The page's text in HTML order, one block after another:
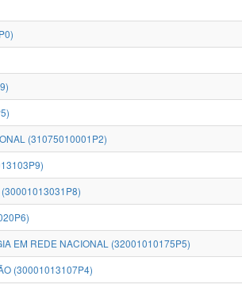
(31075010001P2)
EM REDE NACIONAL (32001010175P5)
(30001013107P4)